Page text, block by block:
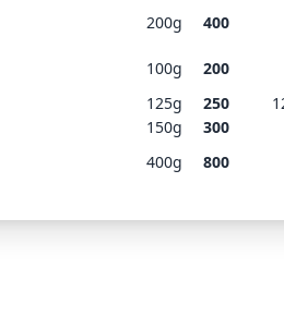
200g 400
100g 200
125g 250
150g 300
400g 800